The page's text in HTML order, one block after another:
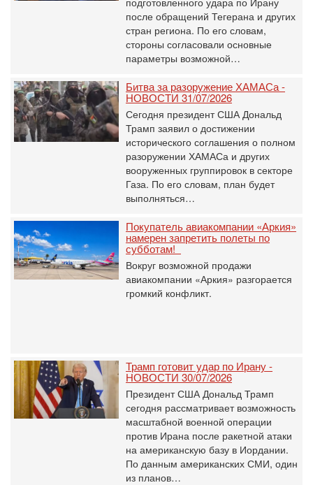
после обращений Тегерана и других
стран региона. По его словам,
стороны согласовали основные
параметры возможной…
Битва за разоружение ХАМАСа -
НОВОСТИ 31/07/2026
Сегодня президент США Дональд
Трамп заявил о достижении
исторического соглашения о полном
разоружении ХАМАСа и других
вооруженных группировок в секторе
Газа. По его словам, план будет
выполняться…
Покупатель авиакомпании «Аркия»
намерен запретить полеты по
субботам!
Вокруг возможной продажи
авиакомпании «Аркия» разгорается
громкий конфликт.
Трамп готовит удар по Ирану -
НОВОСТИ 30/07/2026
Президент США Дональд Трамп
сегодня рассматривает возможность
масштабной военной операции
против Ирана после ракетной атаки
на американскую базу в Иордании.
По данным американских СМИ, один
из планов…